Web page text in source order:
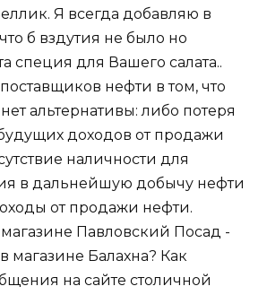
Я всегда добавляю в
б вздутия не было но
специя для Вашего салата..
нефти в том, что
альтернативы: либо потеря
доходов от продажи
наличности для
в дальнейшую добычу нефти
от продажи нефти.
Павловский Посад -
магазине Балахна? Как
на сайте столичной